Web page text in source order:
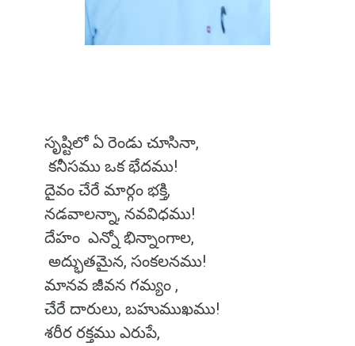
సృష్టిలో ఏ రెండు చూసినా,
కనీసము ఒక భేదము!
దైవం చేరే మార్గం భక్తి,
నడవాలన్నా, నవవిధము!
దేహం ఎన్నో భిన్నాంగాల,
అద్భుతమైన, సంకలనము!
మానవ జీవన గమ్యం ,
చేరే దారులు, బహుముఖము!
శరీర రక్తము ఎరుపే,